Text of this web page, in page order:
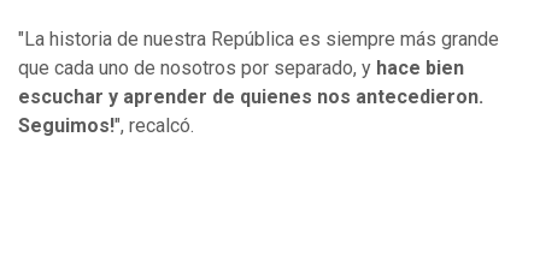
"La historia de nuestra República es siempre más grande
que cada uno de nosotros por separado, y hace bien
escuchar y aprender de quienes nos antecedieron.
Seguimos!", recalcó.